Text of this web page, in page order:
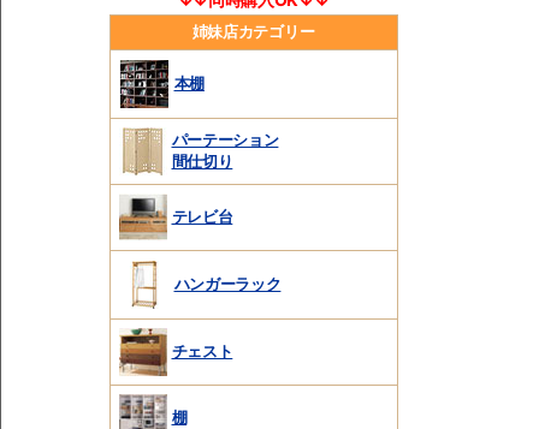
姉妹店カテゴリー
本棚
パーテーション
間仕切り
テレビ台
ハンガーラック
チェスト
棚